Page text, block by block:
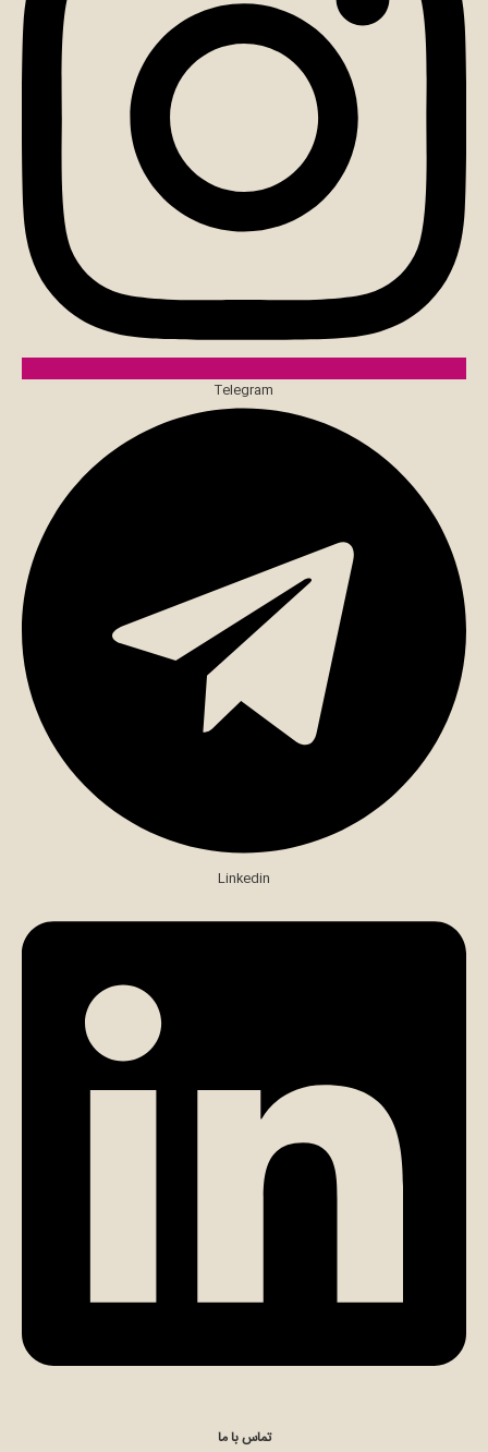
Telegram
Linkedin
تماس با ما
تماس مستقیم با کارشناس (الهام مومن)